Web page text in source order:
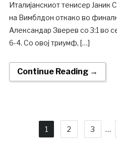
Италијанскиот тенисер Јаник
на Вимблдон откако во
Александар Зверев со 3:1 во
6-4. Со овој триумф, […]
Continue Reading →
1 2 3 …